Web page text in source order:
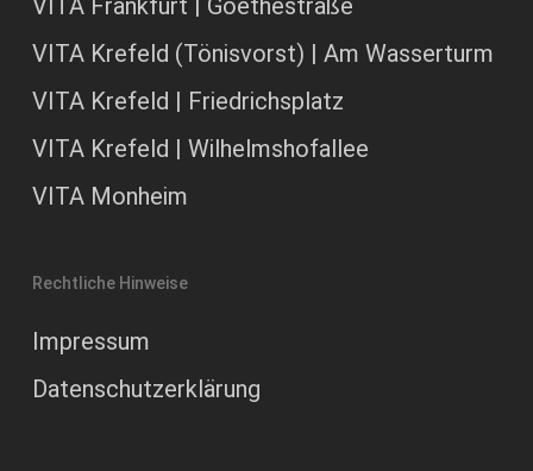
VITA Frankfurt | Goethestraße
VITA Krefeld (Tönisvorst) | Am Wasserturm
VITA Krefeld | Friedrichsplatz
VITA Krefeld | Wilhelmshofallee
VITA Monheim
Rechtliche Hinweise
Impressum
Datenschutzerklärung